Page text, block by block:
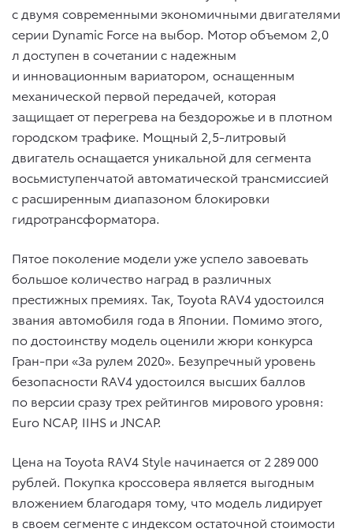
с двумя современными экономичными двигателями
серии Dynamic Force на выбор. Мотор объемом 2,0
л доступен в сочетании с надежным
и инновационным вариатором, оснащенным
механической первой передачей, которая
защищает от перегрева на бездорожье и в плотном
городском трафике. Мощный 2,5-литровый
двигатель оснащается уникальной для сегмента
восьмиступенчатой автоматической трансмиссией
с расширенным диапазоном блокировки
гидротрансформатора.
Пятое поколение модели уже успело завоевать
большое количество наград в различных
престижных премиях. Так, Toyota RAV4 удостоился
звания автомобиля года в Японии. Помимо этого,
по достоинству модель оценили жюри конкурса
Гран-при «За рулем 2020». Безупречный уровень
безопасности RAV4 удостоился высших баллов
по версии сразу трех рейтингов мирового уровня:
Euro NCAP, IIHS и JNCAP.
Цена на Toyota RAV4 Style начинается от 2 289 000
рублей. Покупка кроссовера является выгодным
вложением благодаря тому, что модель лидирует
в своем сегменте с индексом остаточной стоимости